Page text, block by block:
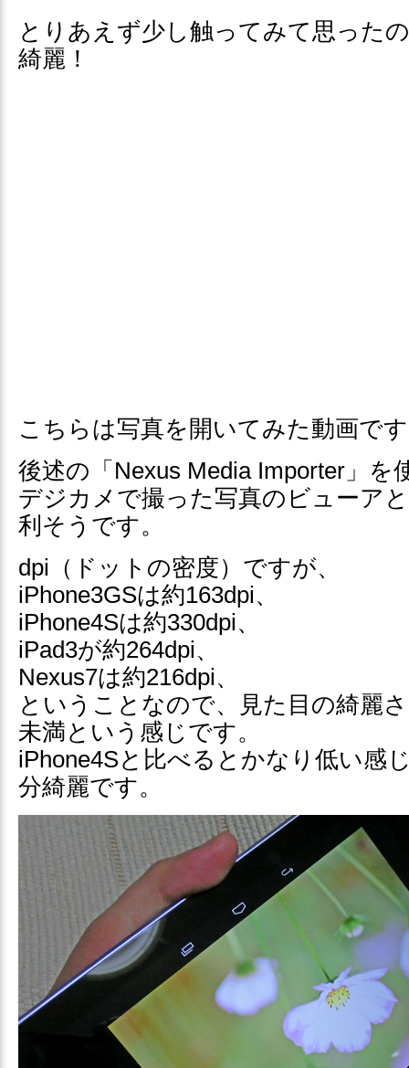
とりあえず少し触ってみて思った
綺麗！
こちらは写真を開いてみた動画で
後述の「Nexus Media Importer」を
デジカメで撮った写真のビューア
利そうです。
dpi（ドットの密度）ですが、
iPhone3GSは約163dpi、
iPhone4Sは約330dpi、
iPad3が約264dpi、
Nexus7は約216dpi、
ということなので、見た目の綺麗
未満という感じです。
iPhone4Sと比べるとかなり低い感
分綺麗です。